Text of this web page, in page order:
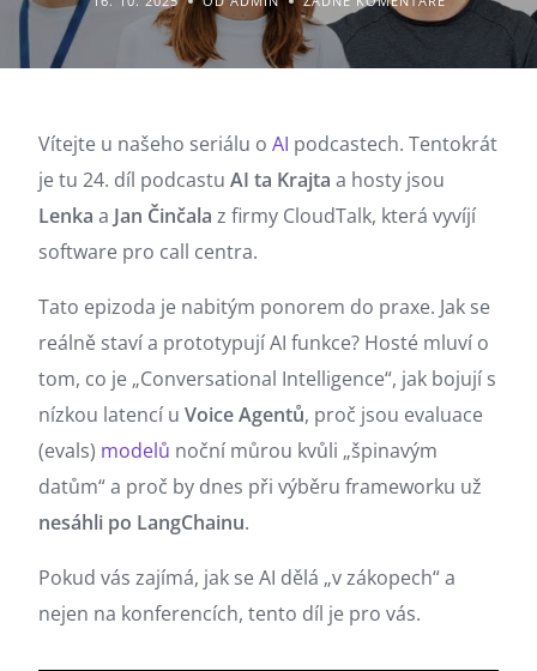
Vítejte u našeho seriálu o AI podcastech. Tentokrát
je tu 24. díl podcastu AI ta Krajta a hosty jsou
Lenka a Jan Činčala z firmy CloudTalk, která vyvíjí
software pro call centra.
Tato epizoda je nabitým ponorem do praxe. Jak se
reálně staví a prototypují AI funkce? Hosté mluví o
tom, co je „Conversational Intelligence“, jak bojují s
nízkou latencí u Voice Agentů, proč jsou evaluace
(evals) modelů noční můrou kvůli „špinavým
datům“ a proč by dnes při výběru frameworku už
nesáhli po LangChainu.
Pokud vás zajímá, jak se AI dělá „v zákopech“ a
nejen na konferencích, tento díl je pro vás.